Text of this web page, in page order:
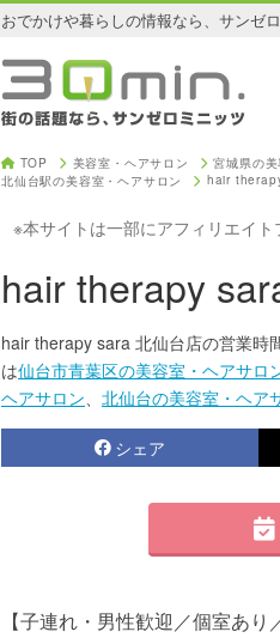
おでかけや暮らしの情報なら、サンゼ
TOP 美容室・ヘアサロン 宮城県の
北仙台駅の美容室・ヘアサロン
hair
※本サイトは一部にアフィリエイト
hair therapy
hair therapy sara 北仙台店の営業時
は仙台市青葉区の美容室・ヘアサロ
ヘアサロン
北仙台の美容室・ヘア
シェア
【子連れ・男性歓迎／個室あ